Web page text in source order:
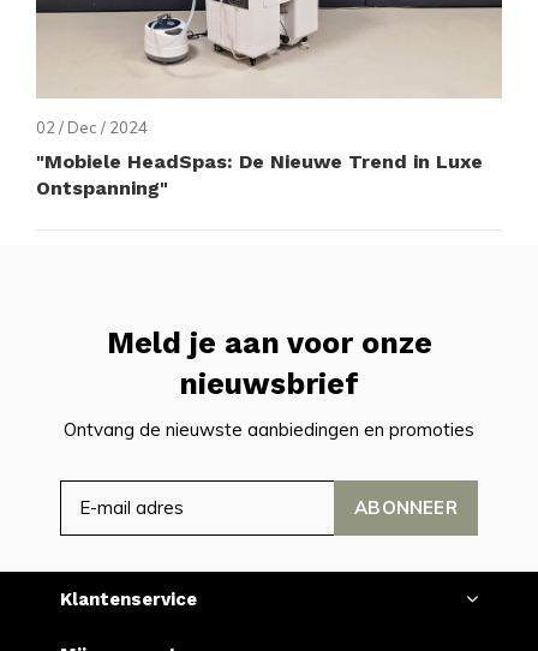
02 / Dec / 2024
"Mobiele HeadSpas: De Nieuwe Trend in Luxe
Ontspanning"
Meld je aan voor onze
nieuwsbrief
Ontvang de nieuwste aanbiedingen en promoties
ABONNEER
Klantenservice